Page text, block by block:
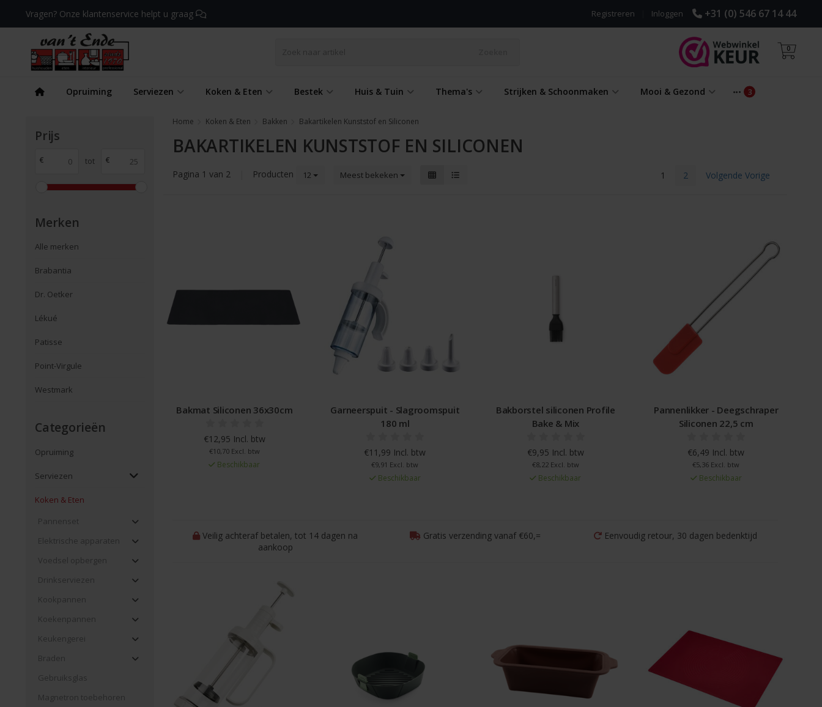
Vragen? Onze klantenservice helpt u graag +31 (0) 546 67 14 44
Inloggen
Registreren
0
Opruiming Serviezen Koken & Eten Bestek Huis & Tuin Thema's Strijken & Schoonmaken Mooi & Gezond
Prijs
€ tot €
Merken
Alle merken
Brabantia
Dr. Oetker
Lékué
Patisse
Point-Virgule
Westmark
Categorieën
Opruiming
Serviezen
Koken & Eten
Pannenset
Elektrische apparaten
Voedsel opbergen
Drinkserviezen
Kookpannen
Koekenpannen
Keukengerei
Braden
Gebruiksglas
Magnetron toebehoren
Home Koken & Eten Bakken Bakartikelen Kunststof en Siliconen
BAKARTIKELEN KUNSTSTOF EN SILICONEN
Pagina 1 van 2 Producten 12 Meest bekeken 1 2 Volgende Vorige
Bakmat Siliconen 36x30cm
€12,95 Incl. btw
€10,70 Excl. btw
Beschikbaar
Garneerspuit - Slagroomspuit
180 ml
€11,99 Incl. btw
€9,91 Excl. btw
Beschikbaar
Bakborstel siliconen Profile
Bake & Mix
€9,95 Incl. btw
€8,22 Excl. btw
Beschikbaar
Pannenlikker - Deegschraper
Siliconen 22,5 cm
€6,49 Incl. btw
€5,36 Excl. btw
Beschikbaar
Veilig achteraf betalen, tot 14 dagen na
aankoop
Gratis verzending vanaf €60,= Eenvoudig retour, 30 dagen bedenktijd